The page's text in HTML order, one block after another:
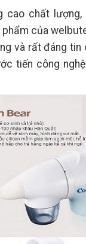
cao chất
của
và rất đáng tin
tiến công